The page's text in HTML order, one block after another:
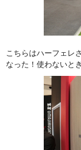
こちらはハーフェレ
なった！使わないと